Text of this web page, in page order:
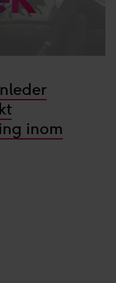
inom